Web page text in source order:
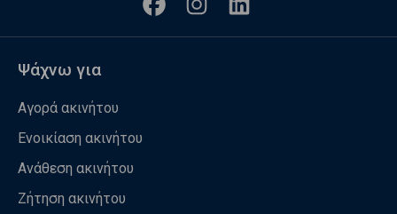
Ψάχνω για
Αγορά ακινήτου
Ενοικίαση ακινήτου
Ανάθεση ακινήτου
Ζήτηση ακινήτου